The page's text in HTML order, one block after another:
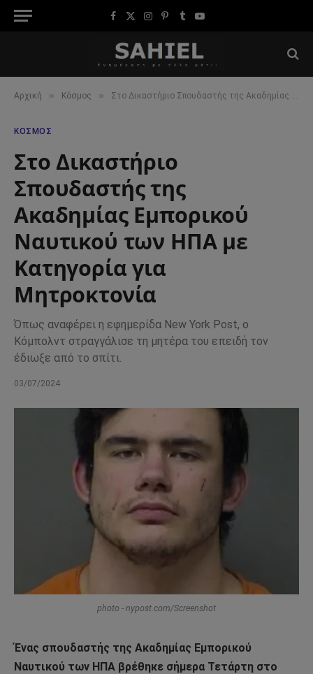
Facebook
X
Instagram
Pinterest
TumblrYouTube
Αρχική » Κόσμος » Στο Δικαστήριο Σπουδαστής της Ακαδημίας Εμπορικού Ναυτικού των ΗΠΑ με Κατηγορία για Μητροκτονία
ΚΌΣΜΟΣ
Στο Δικαστήριο
Σπουδαστής της
Ακαδημίας Εμπορικού
Ναυτικού των ΗΠΑ με
Κατηγορία για
Μητροκτονία
Όπως αναφέρει η εφημερίδα New York Post, ο
Κόμπολντ στραγγάλισε τη μητέρα του επειδή τον
έδιωξε από το σπίτι.
03/07/2024
photo - nypost.com/Screenshot
Ένας σπουδαστής της Ακαδημίας Εμπορικού
Ναυτικού των ΗΠΑ βρέθηκε σήμερα Τετάρτη στο